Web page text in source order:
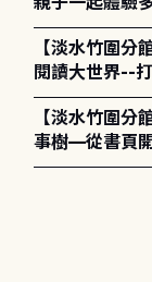
【淡水竹圍分
閱讀大世界--
護全攻略》
【淡水竹圍分
事樹—從書頁
電章魚》